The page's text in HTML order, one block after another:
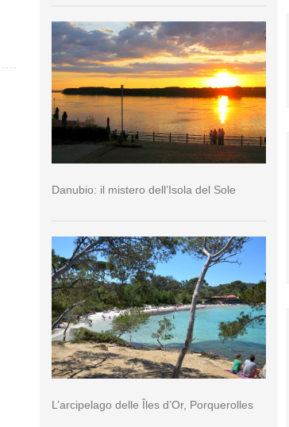
Danubio: il mistero dell’Isola del Sole
L’arcipelago delle Îles d’Or, Porquerolles